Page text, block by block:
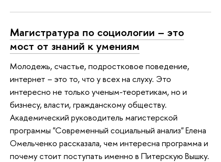
Магистратура по социологии – это
мост от знаний к умениям
Молодежь, счастье, подростковое поведение,
интернет – это то, что у всех на слуху. Это
интересно не только ученым-теоретикам, но и
бизнесу, власти, гражданскому обществу.
Академический руководитель магистерской
программы "Современный социальный анализ" Елена
Омельченко рассказала, чем интересна программа и
почему стоит поступать именно в Питерскую Вышку.